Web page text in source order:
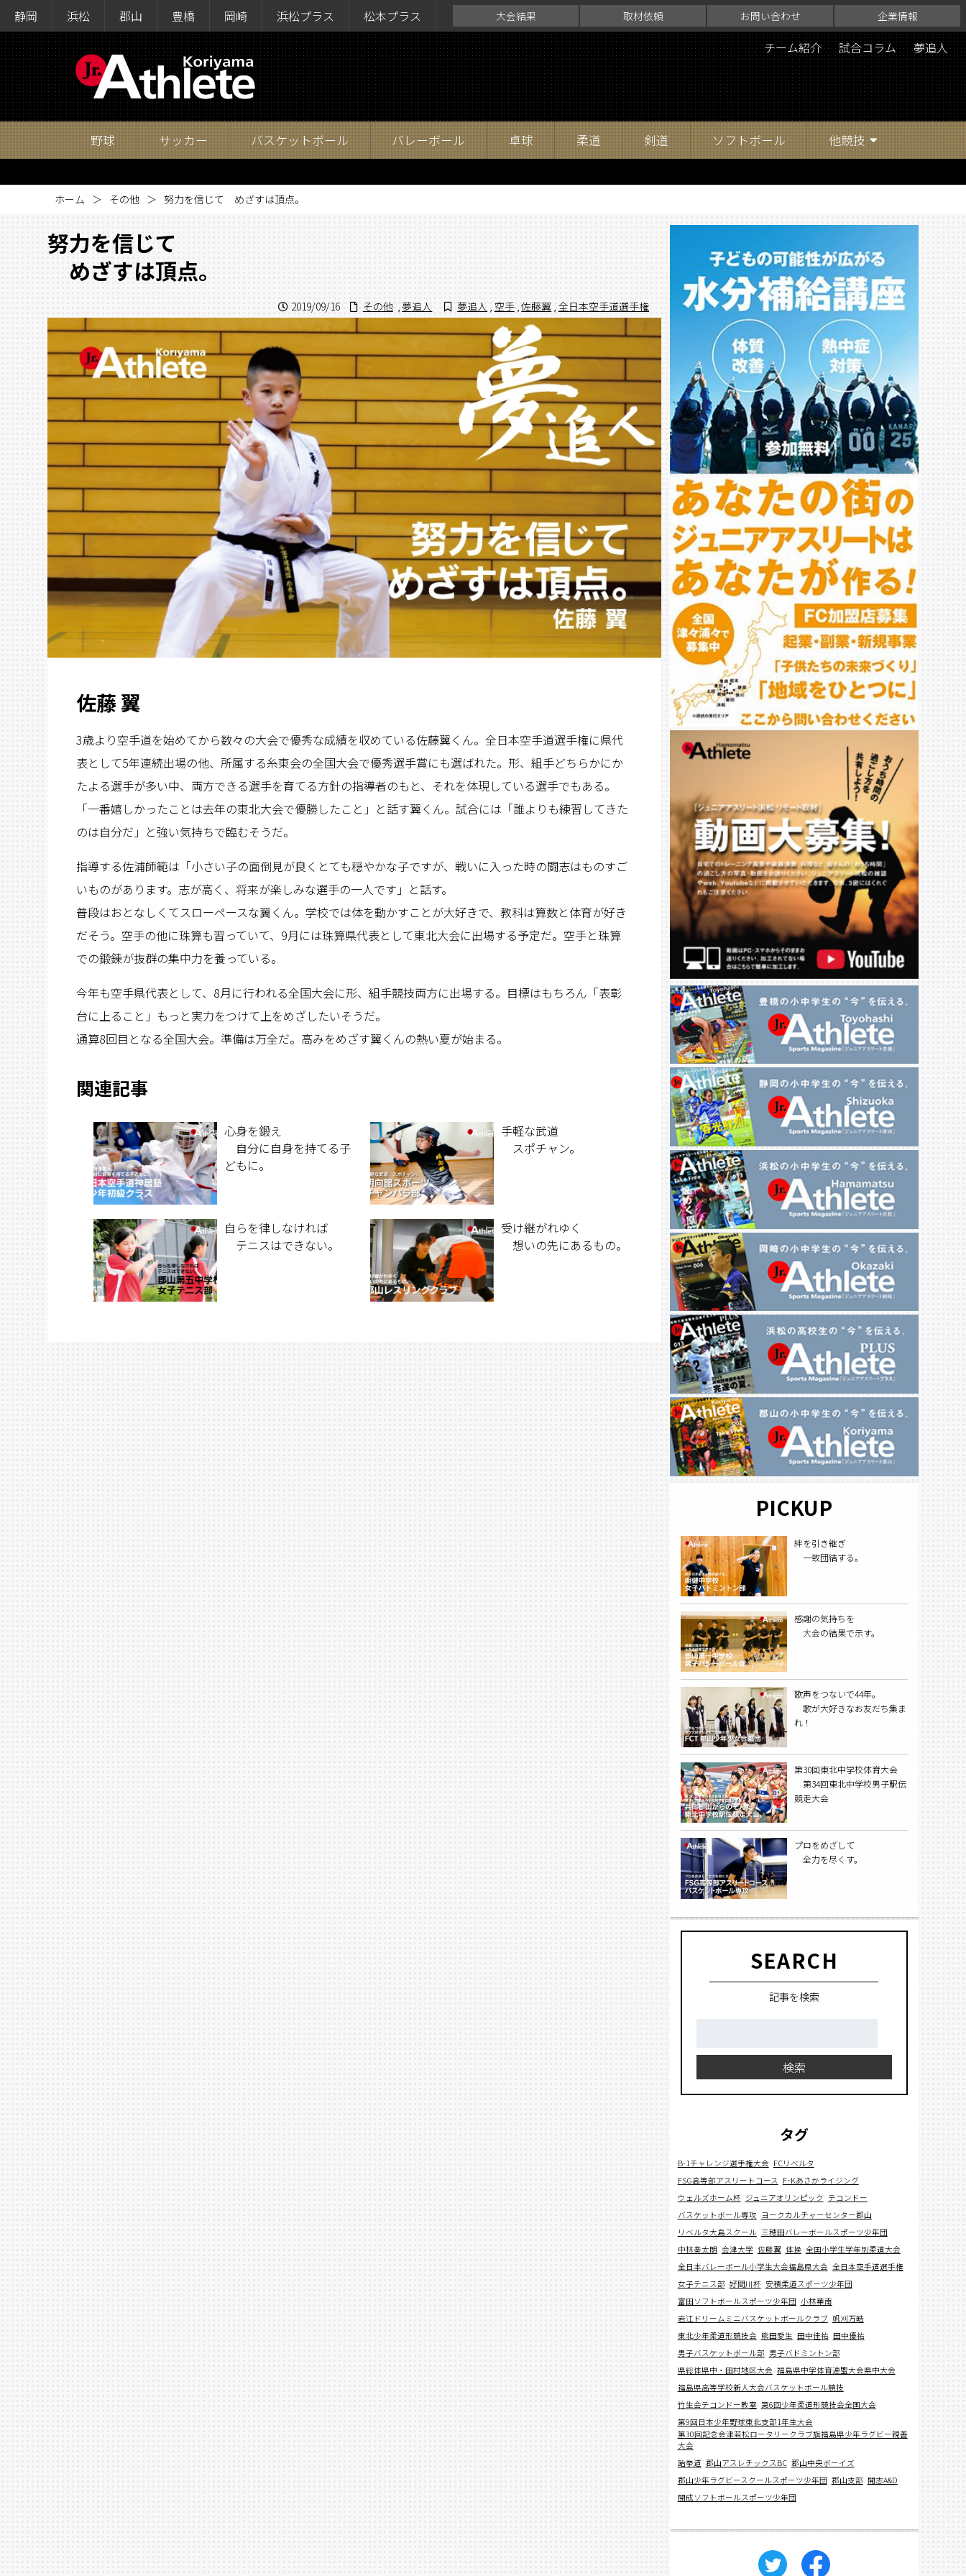
静岡 浜松 郡山 豊橋 岡崎 浜松プラス 松本プラス 大会結果 取材依頼 お問い合わせ 企業情報
チーム紹介 試合コラム 夢追人
野球 サッカー バスケットボール バレーボール 卓球 柔道 剣道 ソフトボール 他競技
ホーム その他 努力を信じて めざすは頂点。
努力を信じて
めざすは頂点。
2019/09/16 その他 , 夢追人 夢追人 , 空手 ,佐藤翼 , 全日本空手道選手権
佐藤 翼
3歳より空手道を始めてから数々の大会で優秀な成績を収めている佐藤翼くん。全日本空手道選手権に県代
表として5年連続出場の他、所属する糸東会の全国大会で優秀選手賞にも選ばれた。形、組手どちらかにか
たよる選手が多い中、両方できる選手を育てる方針の指導者のもと、それを体現している選手でもある。
「一番嬉しかったことは去年の東北大会で優勝したこと」と話す翼くん。試合には「誰よりも練習してきた
のは自分だ」と強い気持ちで臨むそうだ。
指導する佐浦師範は「小さい子の面倒見が良くとても穏やかな子ですが、戦いに入った時の闘志はものすご
いものがあります。志が高く、将来が楽しみな選手の一人です」と話す。
普段はおとなしくてスローペースな翼くん。学校では体を動かすことが大好きで、教科は算数と体育が好き
だそう。空手の他に珠算も習っていて、9月には珠算県代表として東北大会に出場する予定だ。空手と珠算
での鍛錬が抜群の集中力を養っている。
今年も空手県代表として、8月に行われる全国大会に形、組手競技両方に出場する。目標はもちろん「表彰
台に上ること」もっと実力をつけて上をめざしたいそうだ。
通算8回目となる全国大会。準備は万全だ。高みをめざす翼くんの熱い夏が始まる。
関連記事
心身を鍛え
自分に自身を持てる子
どもに。
手軽な武道
スポチャン。
自らを律しなければ
テニスはできない。
受け継がれゆく
想いの先にあるもの。
PICKUP
絆を引き継ぎ
一致団結する。
感謝の気持ちを
大会の結果で示す。
歌声をつないで44年。
歌が大好きなお友だち集ま
れ！
第30回東北中学校体育大会
第34回東北中学校男子駅伝
競走大会
プロをめざして
全力を尽くす。
SEARCH
記事を検索
検索
タグ
B-1チャレンジ選手権大会 FCリベルタ
FSG高等部アスリートコース F･Kあさかライジング
ウェルズホーム杯 ジュニアオリンピック テコンドー
バスケットボール専攻 ヨークカルチャーセンター郡山
リベルタ大島スクール 三穂田バレーボールスポーツ少年団
中林奏太朗 会津大学 佐藤翼 体操 全国小学生学年別柔道大会
全日本バレーボール小学生大会福島県大会 全日本空手道選手権
女子テニス部 好間川杯 安積柔道スポーツ少年団
富田ソフトボールスポーツ少年団 小林華南
岩江ドリームミニバスケットボールクラブ 帆刈万皓
東北少年柔道形競技会 熊田愛生 田中佳祐 田中優祐
男子バスケットボール部 男子バドミントン部
県総体県中・田村地区大会 福島県中学体育連盟大会県中大会
福島県高等学校新人大会バスケットボール競技
竹生会テコンドー教室 第6回少年柔道形競技会全国大会
第9回日本少年野球東北支部1年生大会
第30回記念会津若松ロータリークラブ旗福島県少年ラグビー親善
大会
跆拳道 郡山アスレチックスBC 郡山中央ボーイズ
郡山少年ラグビースクールスポーツ少年団 郡山支部 開志A&D
開成ソフトボールスポーツ少年団